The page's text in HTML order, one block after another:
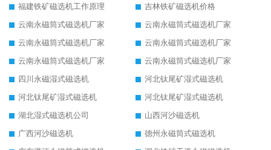
福建铁矿磁选机工作原理
吉林铁矿磁选机价格
云南永磁筒式磁选机厂家
云南永磁筒式磁选机厂家
云南永磁筒式磁选机厂家
云南永磁筒式磁选机厂家
云南永磁筒式磁选机厂家
云南永磁筒式磁选机厂家
四川永磁湿式磁选机
河北钛尾矿湿式磁选机
河北钛尾矿湿式磁选机
河北钛尾矿湿式磁选机
湖北湿式磁选机公司
山西河沙磁选机
广西河沙磁选机
德州永磁筒式磁选机